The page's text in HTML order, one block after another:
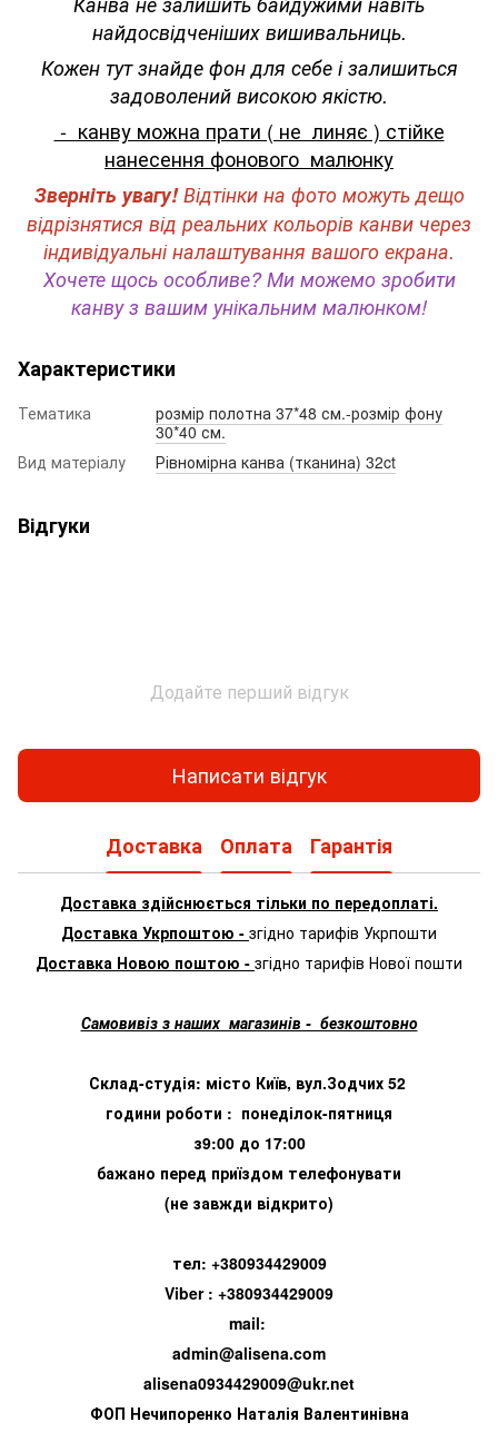
найдосвідченіших вишивальниць.
Кожен тут знайде фон для себе і залишиться
задоволений високою якістю.
- канву можна прати ( не линяє ) стійке
нанесення фонового малюнку
Зверніть увагу!Відтінки на фото можуть дещо
відрізнятися від реальних кольорів канви через
індивідуальні налаштування вашого екрана.
Хочете щось особливе? Ми можемо зробити
канву з вашим унікальним малюнком!
Характеристики
Тематика
розмір полотна 37*48 см.-розмір фону
30*40 см.
Вид матеріалу
Рівномірна канва (тканина) 32ct
Відгуки
Додайте перший відгук
Написати відгук
Доставка Оплата Гарантія
Доставка здійснюється тільки по передоплаті.
Доставка Укрпоштою - згідно тарифів Укрпошти
Доставка Новою поштою - згідно тарифів Нової пошти
Самовивіз з наших магазинів - безкоштовно
Склад-студія: місто Київ, вул.Зодчих 52
години роботи : понеділок-пятниця
з9:00 до 17:00
бажано перед приїздом телефонувати
(не завжди відкрито)
тел: +380934429009
Viber : +380934429009
mail:
admin@alisena.com
alisena0934429009@ukr.net
ФОП Нечипоренко Наталія Валентинівна